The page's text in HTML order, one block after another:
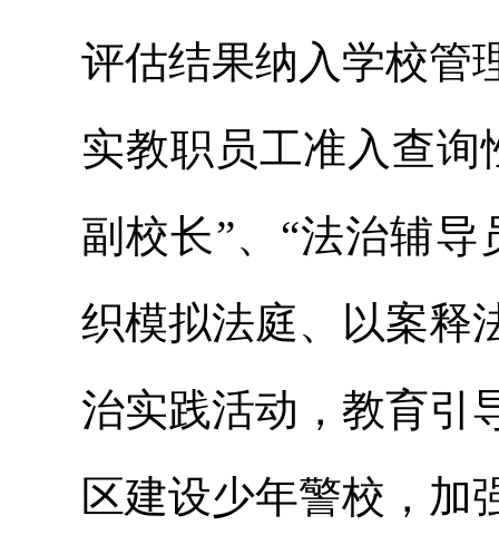
评估结果纳入学校管
实教职员工准入查
副校长”、“法治辅
织模拟法庭、以案释
治实践活动，教育引
区建设少年警校，加